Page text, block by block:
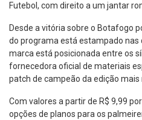
Futebol, com direito a um jantar
Desde a vitória sobre o Botafogo
do programa está estampado nas
marca está posicionada entre os
fornecedora oficial de materiais
patch de campeão da edição mais
Com valores a partir de R$ 9,99
opções de planos para os